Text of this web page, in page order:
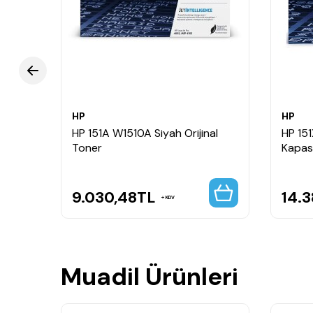
Net siyah metinler ve profesyonel baskı
Yoğun ofis kullanımı için ekonomik ve güvenilir
Siyah-beyaz doküman baskıları
HP
HP 151A W1510A Siyah Orijinal
Toner
9.030,48TL KDV
HP
HP
Muadil Ürünleri